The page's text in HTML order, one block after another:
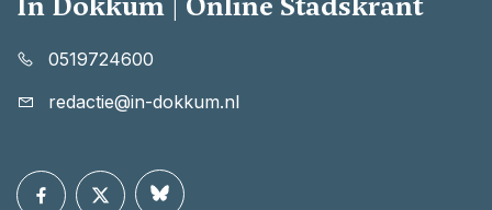
0519724600
redactie@in-dokkum.nl